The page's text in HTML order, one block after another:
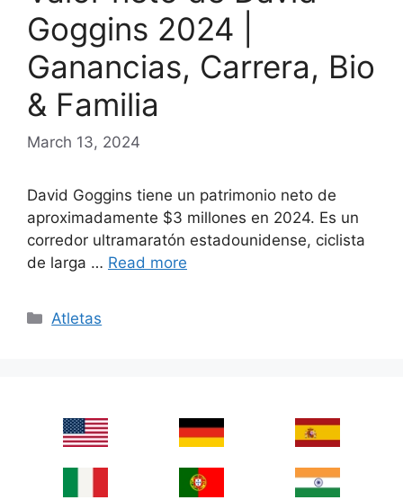
Goggins 2024 |
Ganancias, Carrera, Bio
& Familia
March 13, 2024
David Goggins tiene un patrimonio neto de
aproximadamente $3 millones en 2024. Es un
corredor ultramaratón estadounidense, ciclista
de larga … Read more
Categories
Atletas